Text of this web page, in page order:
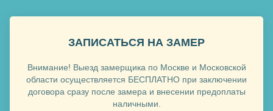
ЗАПИСАТЬСЯ НА ЗАМЕР
Внимание! Выезд замерщика по Москве и Московской
области осуществляется БЕСПЛАТНО при заключении
договора сразу после замера и внесении предоплаты
наличными.